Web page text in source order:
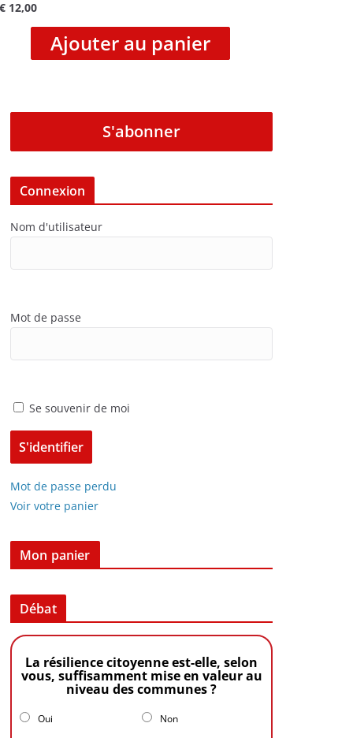
€ 12,00
Ajouter au panier
S'abonner
Connexion
Nom d'utilisateur
Mot de passe
Se souvenir de moi
Mot de passe perdu
Voir votre panier
Mon panier
Débat
La résilience citoyenne est-elle, selon
vous, suffisamment mise en valeur au
niveau des communes ?
Oui Non